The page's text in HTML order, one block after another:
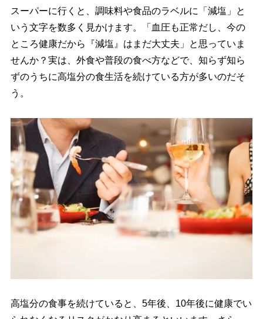
スーパーに行くと、調味料や食品のラベルに「減塩」と
いう文字を数多く見かけます。「血圧も正常だし、今の
ところ健康だから『減塩』はまだ大丈夫」と思っていま
せんか？実は、外食や普段の食べ方などで、知らず知ら
ずのうちに高塩分の食生活を続けている方が多いのだそ
う。
高塩分の食事を続けていると、5年後、10年後に健康でい